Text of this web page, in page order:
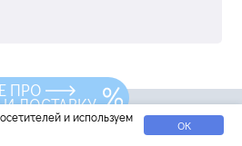
вопросы?
звоните прямо сейчас:
и используем
ОК
ПРО
ДОСТАВКУ